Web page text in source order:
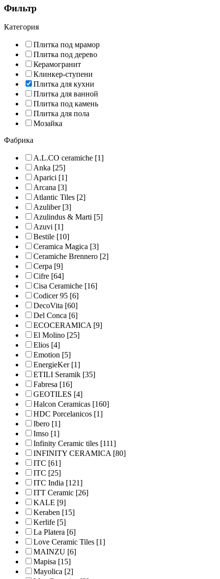
Фильтр
Категория
Плитка под мрамор
Плитка под дерево
Керамогранит
Клинкер-ступени
Плитка для кухни
Плитка для ванной
Плитка под камень
Плитка для пола
Мозайка
Фабрика
A.L.CO ceramiche [1]
Anka [25]
Aparici [1]
Arcana [3]
Atlantic Tiles [2]
Azuliber[3]
Azulindus & Marti [5]
Azuvi [1]
Bestile [10]
Ceramica Magica [3]
Ceramiche Brennero [2]
Cerpa [9]
Cifre [64]
Cisa Ceramiche [16]
Codicer 95 [6]
DecoVita [60]
Del Conca [6]
ECOCERAMICA[9]
El Molino [25]
Elios [4]
Emotion [5]
EnergieKer[1]
ETILI Seramik [35]
Fabresa [16]
GEOTILES [4]
Halcon Ceramicas [160]
HDC Porcelanicos [1]
Ibero [1]
Imso [1]
Infinity Ceramic tiles [111]
INFINITY CERAMICA[80]
ITC [61]
ITC [25]
ITC India [121]
ITT Ceramic [26]
KALE [9]
Keraben [15]
Kerlife [5]
La Platera [6]
Love Ceramic Tiles [1]
MAINZU [6]
Mapisa [15]
Mayolica [2]